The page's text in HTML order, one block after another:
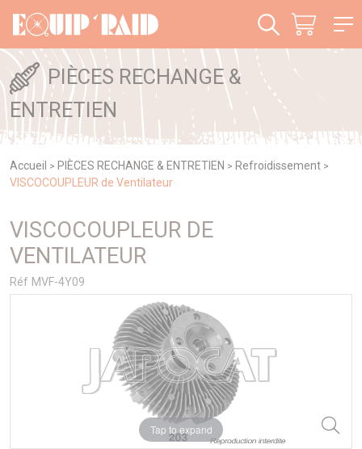
PIÈCES RECHANGE &
ENTRETIEN
Accueil > PIÈCES RECHANGE & ENTRETIEN > Refroidissement >
VISCOCOUPLEUR de Ventilateur
VISCOCOUPLEUR DE
VENTILATEUR
Réf MVF-4Y09
Tap to expand
Panneau de gestion des cookies